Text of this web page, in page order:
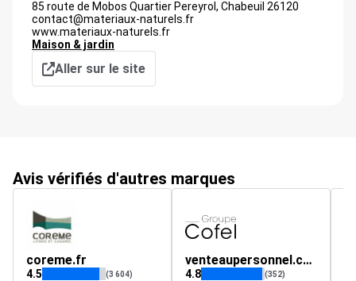
85 route de Mobos Quartier Pereyrol, Chabeuil 26120
contact@materiaux-naturels.fr
www.materiaux-naturels.fr
Maison & jardin
Aller sur le site
Avis vérifiés d'autres marques
coreme.fr
4.5 (3 604)
venteaupersonnel.cofel.fr
4.8 (352)